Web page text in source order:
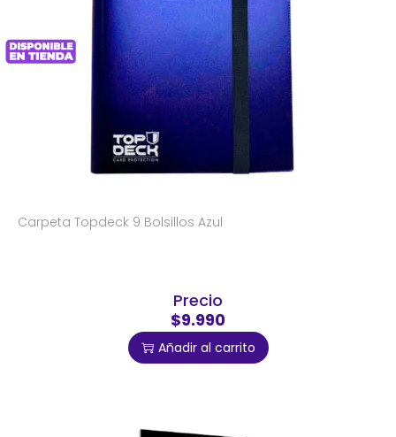
Carpeta Topdeck 9 Bolsillos Azul
Precio
$9.990
Añadir al carrito